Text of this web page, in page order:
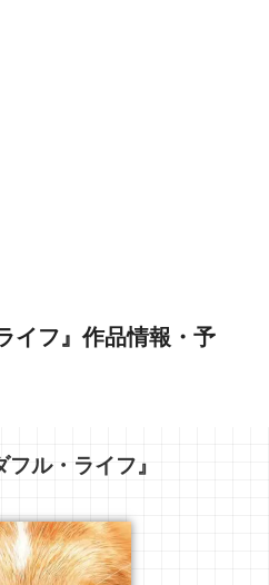
イフ』作品情報・予
フル・ライフ』